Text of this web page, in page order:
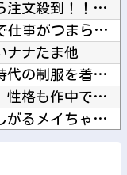
【速報】日本製メモリに世界中から注文殺到！！！ １兆５０００...
【悲報】Googleのエンジニア「AIで仕事がつまらなくなっ...
ナナたま他
【画像】女子アナ、生放送で高校時代の制服を着てしまうｗｗｗｗ...
【呪術廻戦】禪院直哉と真人って、性格も作中での行いも末路も似...
【ラブライブ！】【画像】恥ずかしがるメイちゃんの破壊力ｗｗｗ...